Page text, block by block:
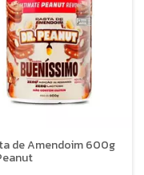
de Amendoim 600g